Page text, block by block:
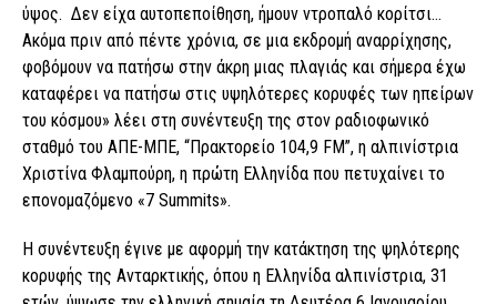
ύψος. Δεν είχα αυτοπεποίθηση, ήμουν ντροπαλό κορίτσι…
Ακόμα πριν από πέντε χρόνια, σε μια εκδρομή αναρρίχησης,
φοβόμουν να πατήσω στην άκρη μιας πλαγιάς και σήμερα έχω
καταφέρει να πατήσω στις υψηλότερες κορυφές των ηπείρων
του κόσμου» λέει στη συνέντευξη της στον ραδιοφωνικό
σταθμό του ΑΠΕ-ΜΠΕ, “Πρακτορείο 104,9 FM”, η αλπινίστρια
Χριστίνα Φλαμπούρη, η πρώτη Ελληνίδα που πετυχαίνει το
επονομαζόμενο «7 Summits».
Η συνέντευξη έγινε με αφορμή την κατάκτηση της ψηλότερης
κορυφής της Ανταρκτικής, όπου η Ελληνίδα αλπινίστρια, 31